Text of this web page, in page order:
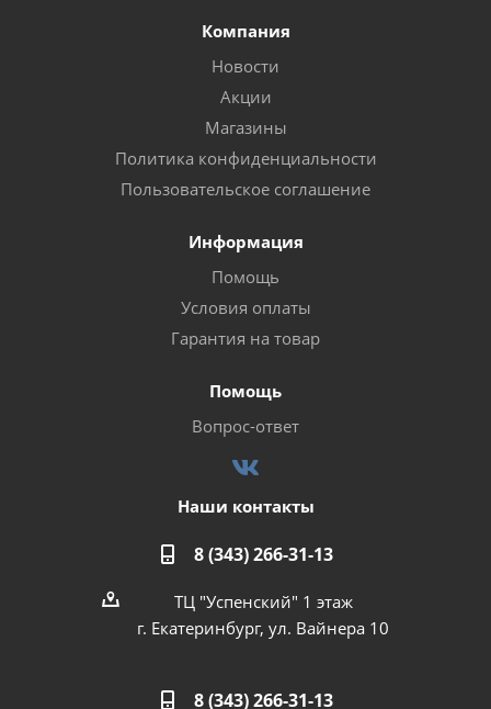
Компания
Новости
Акции
Магазины
Политика конфиденциальности
Пользовательское соглашение
Информация
Помощь
Условия оплаты
Гарантия на товар
Помощь
Вопрос-ответ
Наши контакты
8 (343) 266-31-13
ТЦ "Успенский" 1 этаж
г. Екатеринбург, ул. Вайнера 10
8 (343) 266-31-13